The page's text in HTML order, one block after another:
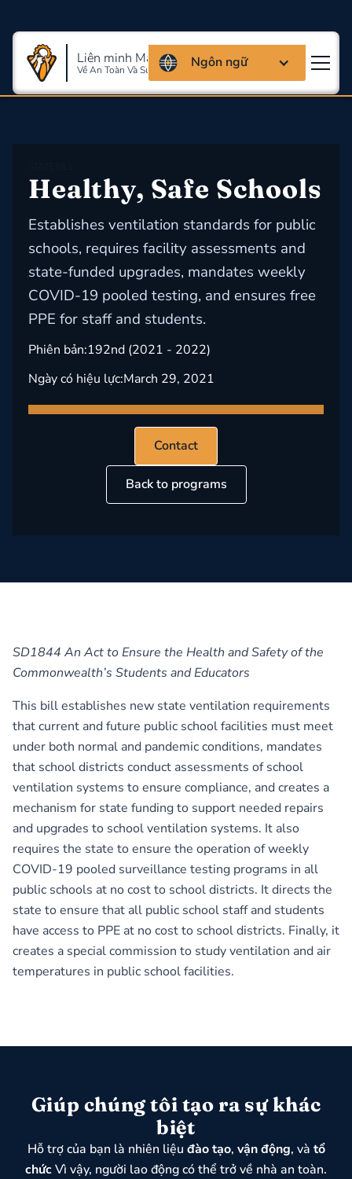
Liên minh Massachusettes
Về An Toàn Và Sức Khỏe Lao Động
Ngôn ngữ
Healthy, Safe Schools
Establishes ventilation standards for public
schools, requires facility assessments and
state-funded upgrades, mandates weekly
COVID-19 pooled testing, and ensures free
PPE for staff and students.
Phiên bản:192nd (2021 - 2022)
Ngày có hiệu lực:March 29, 2021
Contact
Back to programs
SD1844 An Act to Ensure the Health and Safety of the
Commonwealth’s Students and Educators
This bill establishes new state ventilation requirements
that current and future public school facilities must meet
under both normal and pandemic conditions, mandates
that school districts conduct assessments of school
ventilation systems to ensure compliance, and creates a
mechanism for state funding to support needed repairs
and upgrades to school ventilation systems. It also
requires the state to ensure the operation of weekly
COVID-19 pooled surveillance testing programs in all
public schools at no cost to school districts. It directs the
state to ensure that all public school staff and students
have access to PPE at no cost to school districts. Finally, it
creates a special commission to study ventilation and air
temperatures in public school facilities.
Giúp chúng tôi tạo ra sự khác
biệt
Hỗ trợ của bạn là nhiên liệu đào tạo, vận động, và tổ
chứcVì vậy, người lao động có thể trở về nhà an toàn.